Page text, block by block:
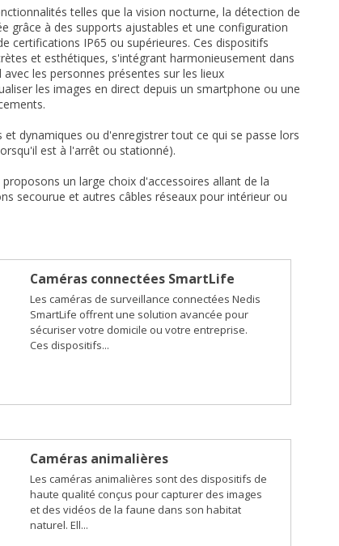
telles que la vision nocturne, la détection de
grâce à des supports ajustables et une configuration
certifications IP65 ou supérieures. Ces dispositifs
et esthétiques, s'intégrant harmonieusement dans
les personnes présentes sur les lieux
les images en direct depuis un smartphone ou une
dynamiques ou d'enregistrer tout ce qui se passe lors
est à l'arrêt ou stationné).
un large choix d'accessoires allant de la
secourue et autres câbles réseaux pour intérieur ou
Caméras connectées SmartLife
Les caméras de surveillance connectées Nedis
SmartLife offrent une solution avancée pour
sécuriser votre domicile ou votre entreprise.
Ces dispositifs...
Caméras animalières
Les caméras animalières sont des dispositifs de
haute qualité conçus pour capturer des images
et des vidéos de la faune dans son habitat
naturel. Ell...